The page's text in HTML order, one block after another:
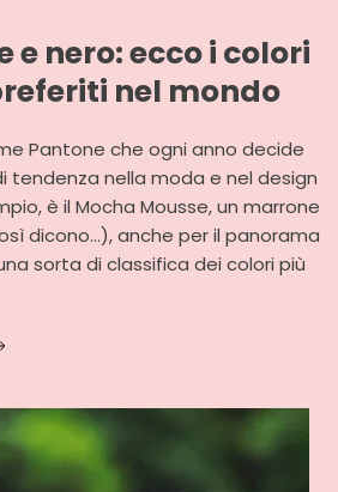
e nero: ecco i colori
nel mondo
Pantone che ogni anno decide
tendenza nella moda e nel design
è il Mocha Mousse, un marrone
dicono…), anche per il panorama
sorta di classifica dei colori più